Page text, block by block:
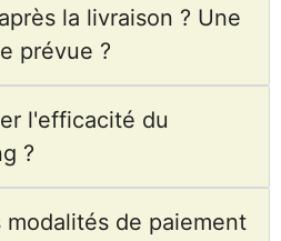
la livraison ? Une
prévue ?
l'efficacité du
?
modalités de paiement